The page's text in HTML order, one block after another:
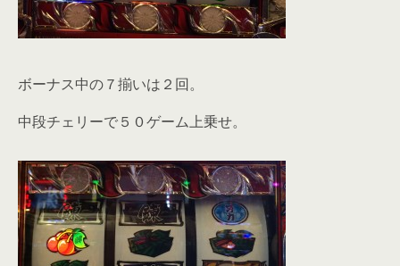
ボーナス中の７揃いは２回。
中段チェリーで５０ゲーム上乗せ。